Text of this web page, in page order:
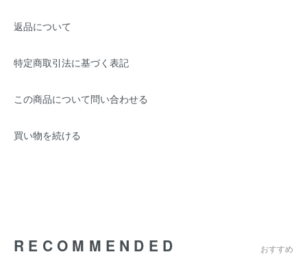
返品について
特定商取引法に基づく表記
この商品について問い合わせる
買い物を続ける
RECOMMENDED おすすめ